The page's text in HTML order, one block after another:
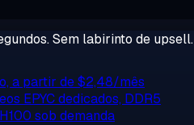
Sem labirinto de upsell.
a partir de $2,48/mês
EPYC dedicados, DDR5
sob demanda